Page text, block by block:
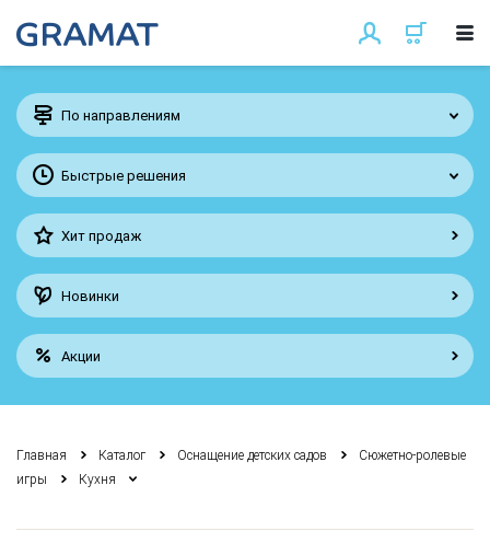
По направлениям
Быстрые решения
Хит продаж
Новинки
Акции
Главная Каталог Оснащение детских садов
Сюжетно-ролевые
игры
Кухня